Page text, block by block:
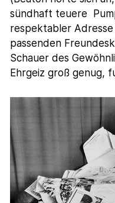
sündhaft teuere
respektabler
passenden
Schauer des
Ehrgeiz groß genug,